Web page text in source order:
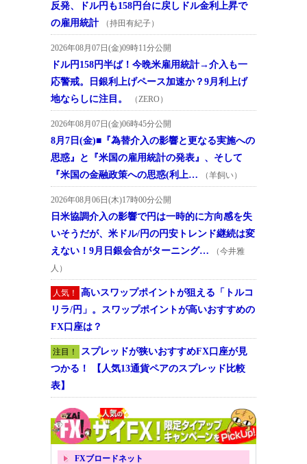
反発、ドル円も158円台に戻しドル金利上昇で
の雇用統計
（持田有紀子）
2026年08月07日(金)09時11分公開
ドル円158円半ば！今晩米雇用統計→介入も一
応警戒。日銀利上げペース加速か？9月利上げ
地ならしに注目。
（ZERO）
2026年08月07日(金)06時45分公開
8月7日(金)■『為替介入の影響と更なる実施への
思惑』と『米国の雇用統計の発表』、そして
『米国の金融政策への思惑(利上…
（羊飼い）
2026年08月06日(木)17時00分公開
日米協調介入の影響で円は一時的に方向感を失
いそうだが、米ドル/円の円安トレンド継続は変
えない！9月日銀会合がターニング…
（今井雅
人）
人気！
高いスワップポイントが狙える「トルコ
リラ/円」。スワップポイントが高いおすすめの
FX口座は？
注目！
スプレッドが狭いおすすめFX口座が見
つかる！ 【人気13通貨ペアのスプレッド比較
表】
FXブロードネット